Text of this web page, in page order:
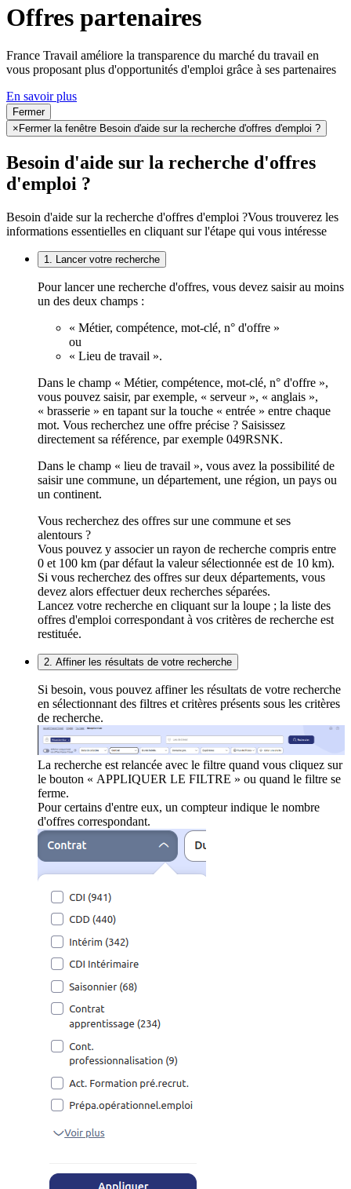
Offres partenaires
France Travail améliore la transparence du marché du travail en
vous proposant plus d'opportunités d'emploi grâce à ses partenaires
En savoir plus
Fermer
× Fermer la fenêtre Besoin d'aide sur la recherche d'offres d'emploi ?
Besoin d'aide sur la recherche d'offres
d'emploi ?
Besoin d'aide sur la recherche d'offres d'emploi ?Vous trouverez les
informations essentielles en cliquant sur l'étape qui vous intéresse
1. Lancer votre recherche
Pour lancer une recherche d'offres, vous devez saisir au moins
un des deux champs :
« Métier, compétence, mot-clé, n° d'offre »
ou
« Lieu de travail ».
Dans le champ « Métier, compétence, mot-clé, n° d'offre »,
vous pouvez saisir, par exemple, « serveur », « anglais »,
« brasserie » en tapant sur la touche « entrée » entre chaque
mot. Vous recherchez une offre précise ? Saisissez
directement sa référence, par exemple 049RSNK.
Dans le champ « lieu de travail », vous avez la possibilité de
saisir une commune, un département, une région, un pays ou
un continent.
Vous recherchez des offres sur une commune et ses
alentours ?
Vous pouvez y associer un rayon de recherche compris entre
0 et 100 km (par défaut la valeur sélectionnée est de 10 km).
Si vous recherchez des offres sur deux départements, vous
devez alors effectuer deux recherches séparées.
Lancez votre recherche en cliquant sur la loupe ; la liste des
offres d'emploi correspondant à vos critères de recherche est
restituée.
2. Affiner les résultats de votre recherche
Si besoin, vous pouvez affiner les résultats de votre recherche
en sélectionnant des filtres et critères présents sous les critères
de recherche.
La recherche est relancée avec le filtre quand vous cliquez sur
le bouton « APPLIQUER LE FILTRE » ou quand le filtre se
ferme.
Pour certains d'entre eux, un compteur indique le nombre
d'offres correspondant.